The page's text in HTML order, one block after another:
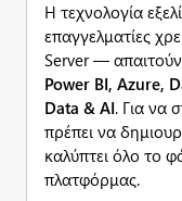
Η τεχνολογία
επαγγελματίες
Server —
Power BI, Azure,
Data & AI. Για να
πρέπει να
καλύπτει όλο το
πλατφόρμας.